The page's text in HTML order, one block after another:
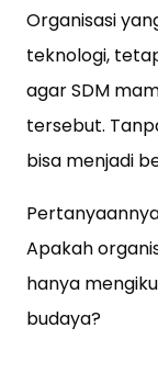
Organisasi
teknologi,
agar SDM
tersebut.
bisa menjadi
Apakah
hanya
budaya?